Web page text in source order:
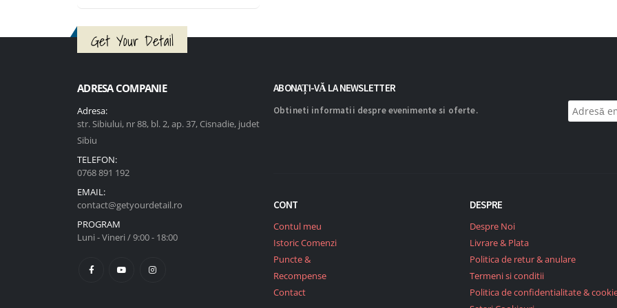
Get Your Detail
ADRESA COMPANIE
Adresa:
str. Sibiului, nr 88, bl. 2, ap. 37, Cisnadie, judet
Sibiu
TELEFON:
0768 891 192
EMAIL:
contact@getyourdetail.ro
PROGRAM
Luni - Vineri / 9:00 - 18:00
ABONAȚI-VĂ LA NEWSLETTER
Obtineti informatii despre evenimente si oferte.
CONT
Contul meu
Istoric Comenzi
Puncte &
Recompense
Contact
DESPRE
Despre Noi
Livrare & Plata
Politica de retur & anulare
Termeni si conditii
Politica de confidentialitate &